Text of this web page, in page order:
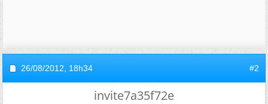
26/08/2012, 18h34 #2
invite7a35f72e